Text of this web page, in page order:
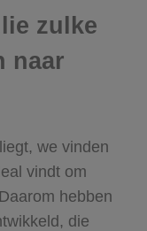
zulke
naar
we vinden
vindt om
hebben
die